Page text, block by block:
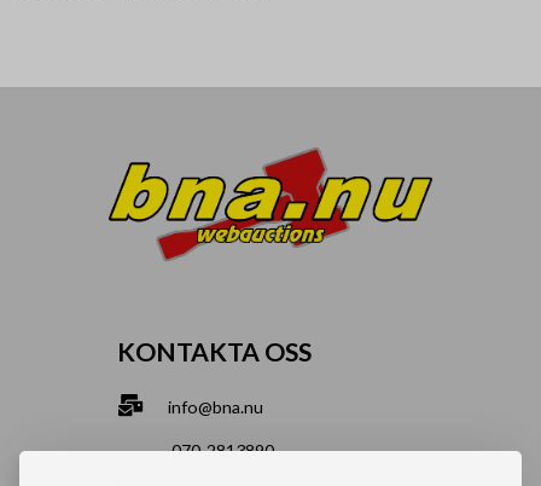
KONTAKTA OSS
info@bna.nu
070-2813890